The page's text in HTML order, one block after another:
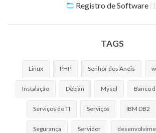
Registro de Software
TAGS
Linux PHP Senhor dos Anéis
Instalação Debian Mysql Banco
Serviços de TI Serviços IBM DB2
Segurança Servidor